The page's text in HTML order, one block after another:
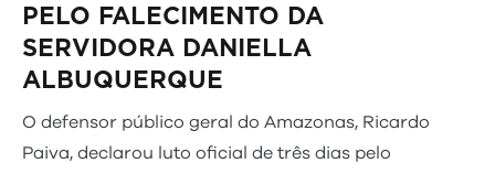
PELO FALECIMENTO DA
SERVIDORA DANIELLA
ALBUQUERQUE
O defensor público geral do Amazonas, Ricardo
Paiva, declarou luto oficial de três dias pelo